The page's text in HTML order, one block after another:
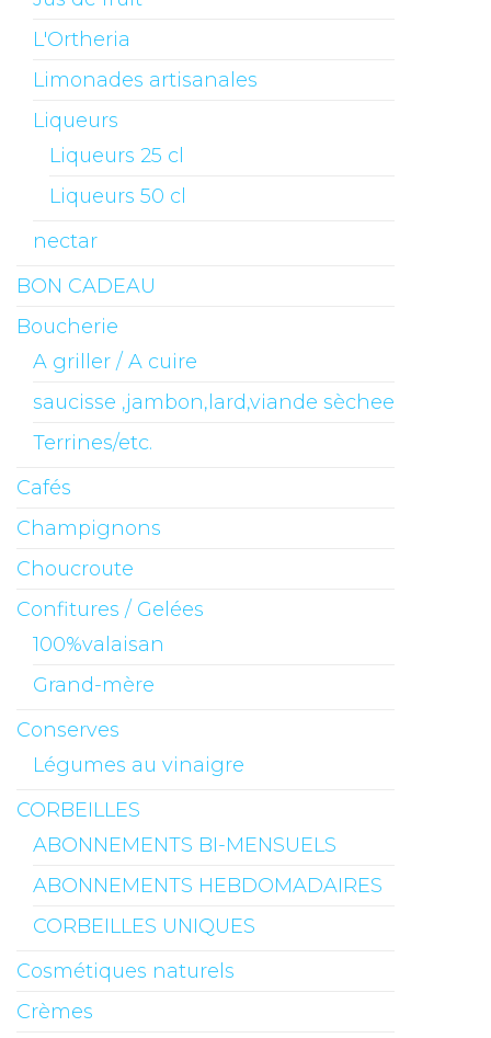
L'Ortheria
Limonades artisanales
Liqueurs
Liqueurs 25 cl
Liqueurs 50 cl
nectar
BON CADEAU
Boucherie
A griller / A cuire
saucisse ,jambon,lard,viande sèchee
Terrines/etc.
Cafés
Champignons
Choucroute
Confitures / Gelées
100%valaisan
Grand-mère
Conserves
Légumes au vinaigre
CORBEILLES
ABONNEMENTS BI-MENSUELS
ABONNEMENTS HEBDOMADAIRES
CORBEILLES UNIQUES
Cosmétiques naturels
Crèmes